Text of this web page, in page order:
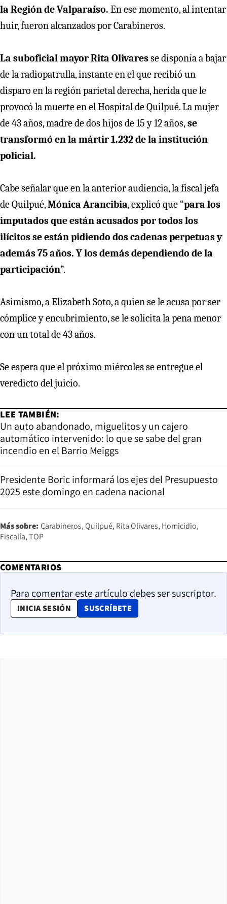
la Región de Valparaíso. En ese momento, al intentar
huir, fueron alcanzados por Carabineros.
La suboficial mayor Rita Olivaresse disponía a bajar
de la radiopatrulla, instante en el que recibió un
disparo en la región parietal derecha, herida que le
provocó la muerte en el Hospital de Quilpué. La mujer
de 43 años, madre de dos hijos de 15 y 12 años,se
transformó en la mártir 1.232 de la institución
policial.
Cabe señalar que en la anterior audiencia, la fiscal jefa
de Quilpué,Mónica Arancibia, explicó que “para los
imputados que están acusados por todos los
ilícitos se están pidiendo dos cadenas perpetuas y
además 75 años. Y los demás dependiendo de la
participación”.
Asimismo, a Elizabeth Soto, a quien se le acusa por ser
cómplice y encubrimiento, se le solicita la pena menor
con un total de 43 años.
Se espera que el próximo miércoles se entregue el
veredicto del juicio.
LEE TAMBIÉN:
Un auto abandonado, miguelitos y un cajero
automático intervenido: lo que se sabe del gran
incendio en el Barrio Meiggs
Presidente Boric informará los ejes del Presupuesto
2025 este domingo en cadena nacional
Más sobre: Carabineros Quilpué Rita Olivares Homicidio
Fiscalía TOP
COMENTARIOS
Para comentar este artículo debes ser suscriptor.
INICIA SESIÓN SUSCRÍBETE
OPENS IN NEW WINDOW